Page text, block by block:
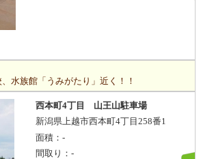
水族館「うみがたり」近く！！
西本町4丁目 山王山駐車場
新潟県上越市西本町4丁目258番1
面積： -
間取り： -